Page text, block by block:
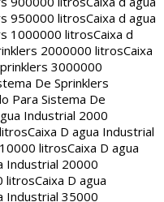
950000 litrosCaixa d agua
1000000 litrosCaixa d
2000000 litrosCaixa
3000000
De Sprinklers
Para Sistema De
Industrial 2000
Caixa D agua Industrial
litrosCaixa D agua
Industrial 20000
litrosCaixa D agua
Industrial 35000